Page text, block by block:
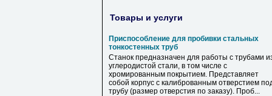
Товары и услуги
Приспособление для пробивки стальных
тонкостенных труб
Станок предназначен для работы с трубами
углеродистой стали, в том числе с
хромированным покрытием. Представляет
собой корпус с калиброванным отверстием
трубу (размер отверстия по заказу). Проб...